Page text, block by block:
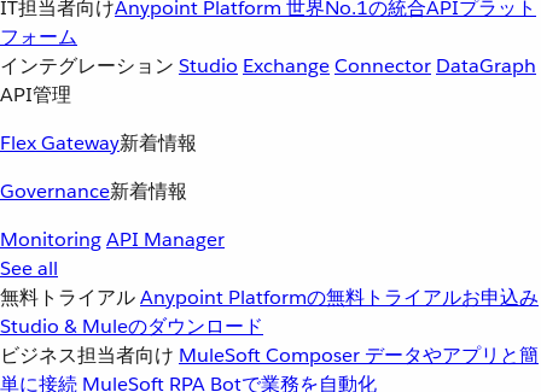
IT担当者向けAnypoint Platform 世界No.1の統合APIプラット
フォーム
インテグレーション Studio ExchangeConnector DataGraph
API管理
Flex Gateway新着情報
Governance新着情報
MonitoringAPI Manager
See all
無料トライアルAnypoint Platformの無料トライアルお申込み
Studio & Muleのダウンロード
ビジネス担当者向け MuleSoft Composer データやアプリと簡
単に接続 MuleSoft RPA Botで業務を自動化